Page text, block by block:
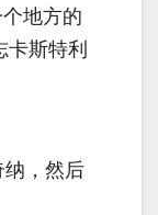
地方的
斯特利
纳，然后